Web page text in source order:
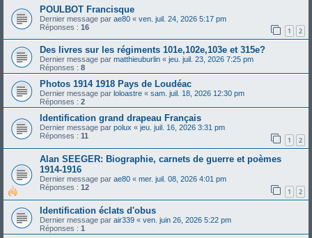
POULBOT Francisque
Dernier message par ae80 « ven. juil. 24, 2026 5:17 pm
Réponses : 16 1 2
Des livres sur les régiments 101e,102e,103e et 315e?
Dernier message par matthieuburlin « jeu. juil. 23, 2026 7:25 pm
Réponses : 8
Photos 1914 1918 Pays de Loudéac
Dernier message par loloastre « sam. juil. 18, 2026 12:30 pm
Réponses : 2
Identification grand drapeau Français
Dernier message par polux « jeu. juil. 16, 2026 3:31 pm
Réponses : 11 1 2
Alan SEEGER: Biographie, carnets de guerre et poèmes
1914-1916
Dernier message par ae80 « mer. juil. 08, 2026 4:01 pm
Réponses : 12 1 2
Identification éclats d'obus
Dernier message par air339 « ven. juin 26, 2026 5:22 pm
Réponses : 1